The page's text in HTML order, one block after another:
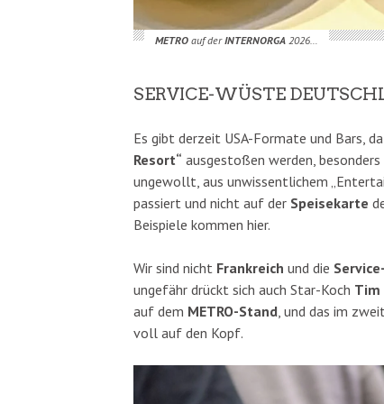
METROauf derINTERNORGA2026…
SERVICE-WÜSTE
Es gibt derzeit USA-Formate und Bars,
Resort“ ausgestoßen werden,
ungewollt, aus unwissentlichem
passiert und nicht auf der Speisekarte
Beispiele kommen hier.
Wir sind nicht Frankreich und die
ungefähr drückt sich auch Star-Koch Tim
auf dem METRO-Stand , und das im
voll auf den Kopf.